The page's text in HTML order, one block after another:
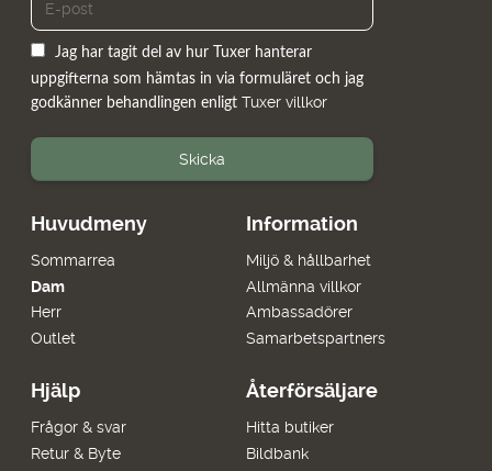
Huvudmeny
Sommarrea
Dam
Herr
Outlet
Information
Miljö & hållbarhet
Allmänna villkor
Ambassadörer
Samarbetspartners
Hjälp
Frågor & svar
Retur & Byte
Återförsäljare
Hitta butiker
Bildbank
Jag har tagit del av hur Tuxer hanterar
uppgifterna som hämtas in via formuläret och jag
godkänner behandlingen enligt Tuxer villkor
Skicka